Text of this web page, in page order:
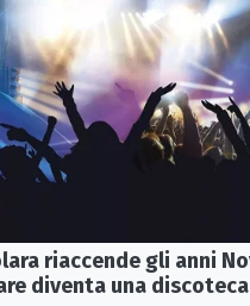
riaccende gli anni
diventa una